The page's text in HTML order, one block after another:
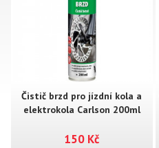
Čistič brzd pro jízdní kola a
elektrokola Carlson 200ml
150 Kč